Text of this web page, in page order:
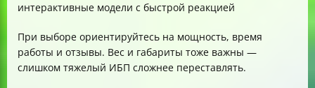
интерактивные модели с быстрой реакцией
При выборе ориентируйтесь на мощность, время
работы и отзывы. Вес и габариты тоже важны —
слишком тяжелый ИБП сложнее переставлять.